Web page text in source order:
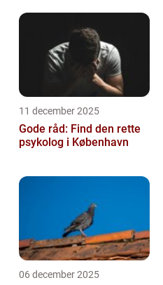
11 december 2025
Gode råd: Find den rette
psykolog i København
06 december 2025